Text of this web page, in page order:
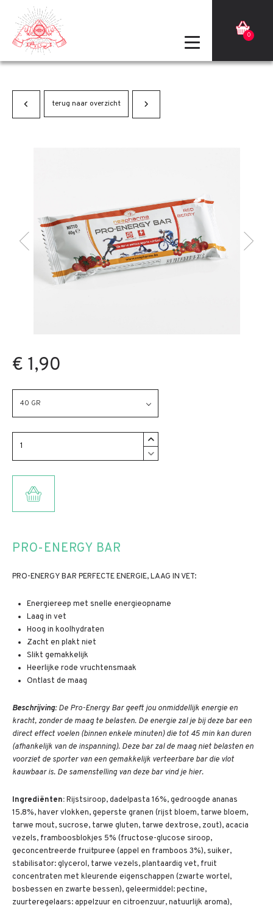
0
terug naar overzicht
Terug Volgende
€ 1,90
40 GR
PRO-ENERGY BAR
PRO-ENERGY BAR PERFECTE ENERGIE, LAAG IN VET:
Energiereep met snelle energieopname
Laag in vet
Hoog in koolhydraten
Zacht en plakt niet
Slikt gemakkelijk
Heerlijke rode vruchtensmaak
Ontlast de maag
Beschrijving:De Pro-Energy Bar geeft jou onmiddellijk energie en
kracht, zonder de maag te belasten. De energie zal je bij deze bar een
direct effect voelen (binnen enkele minuten) die tot 45 min kan duren
(afhankelijk van de inspanning). Deze bar zal de maag niet belasten en
voorziet de sporter van een gemakkelijk verteerbare bar die vlot
kauwbaar is. De samenstelling van deze bar vind je hier.
Ingrediënten:Rijstsiroop, dadelpasta 16%, gedroogde ananas
15.8%, haver vlokken, geperste granen (rijst bloem, tarwe bloem,
tarwe mout, sucrose, tarwe gluten, tarwe dextrose, zout), acacia
vezels, framboosblokjes 5% (fructose-glucose siroop,
geconcentreerde fruitpuree (appel en framboos 3%), suiker,
stabilisator: glycerol, tarwe vezels, plantaardig vet, fruit
concentraten met kleurende eigenschappen (zwarte wortel,
bosbessen en zwarte bessen), geleermiddel: pectine,
zuurteregelaars: appelzuur en citroenzuur, natuurlijk aroma),